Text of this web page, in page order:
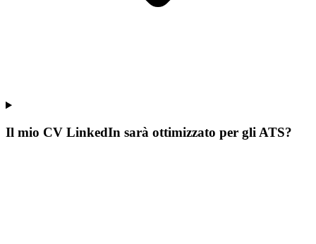
Il mio CV LinkedIn sarà ottimizzato per gli ATS?